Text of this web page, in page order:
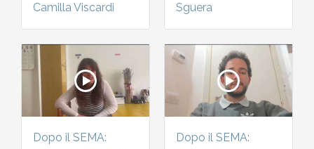
Camilla Viscardi
Sguera
Dopo il SEMA:
Dopo il SEMA:
2004-2005
2003-2004
2002-2003
2001-2002